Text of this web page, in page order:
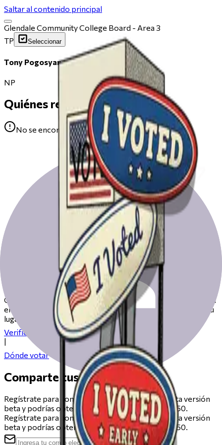
Saltar al contenido principal
Glendale Community College Board - Area 3
TP
Seleccionar
Tony Pogosyan
NP
Quiénes respaldan
No se encontraron avales para Tony Pogosyan.
Prepárate para votar el día de las
elecciones
Consulta nuestros recursos para ayudarte a prepararte para
el día de las elecciones, desde registrarte hasta encontrar tu
lugar de votación.
Verifica tu registro
Dónde votar
Comparte tus comentarios
Regístrate para compartir comentarios sobre esta versión
beta y podrías obtener una tarjeta de regalo de $50.
Regístrate para compartir comentarios sobre esta versión
beta y podrías obtener una tarjeta de regalo de $50.